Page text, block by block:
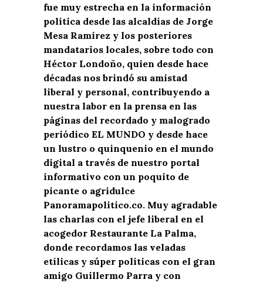
fue muy estrecha en la información
política desde las alcaldías de Jorge
Mesa Ramírez y los posteriores
mandatarios locales, sobre todo con
Héctor Londoño, quien desde hace
décadas nos brindó su amistad
liberal y personal, contribuyendo a
nuestra labor en la prensa en las
páginas del recordado y malogrado
periódico EL MUNDO y desde hace
un lustro o quinquenio en el mundo
digital a través de nuestro portal
informativo con un poquito de
picante o agridulce
Panoramapolitico.co. Muy agradable
las charlas con el jefe liberal en el
acogedor Restaurante La Palma,
donde recordamos las veladas
etílicas y súper políticas con el gran
amigo Guillermo Parra y con